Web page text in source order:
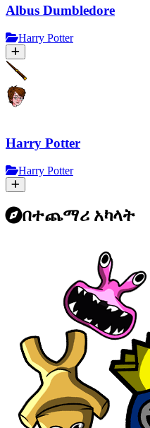
Albus Dumbledore
Harry Potter
Harry Potter
Harry Potter
በተጨማሪ አካላት